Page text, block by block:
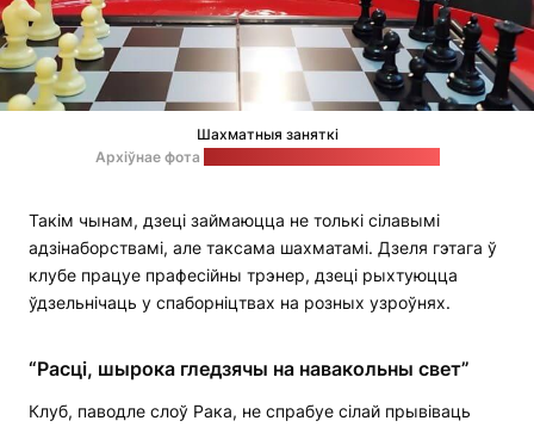
Шахматныя заняткі
Архіўнае фота
Такім чынам, дзеці займаюцца не толькі сілавымі
адзінаборствамі, але таксама шахматамі. Дзеля гэтага ў
клубе працуе прафесійны трэнер, дзеці рыхтуюцца
ўдзельнічаць у спаборніцтвах на розных узроўнях.
“Расці, шырока гледзячы на навакольны свет”
Клуб, паводле слоў Рака, не спрабуе сілай прывіваць